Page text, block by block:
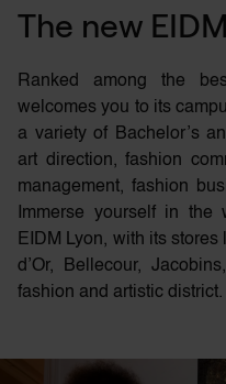
The new
Ranked among the
welcomes you to its
a variety of Bachelor’s
art direction, fashion
management, fashion
Immerse yourself in
EIDM Lyon, with its
d’Or, Bellecour,
fashion and artistic district.